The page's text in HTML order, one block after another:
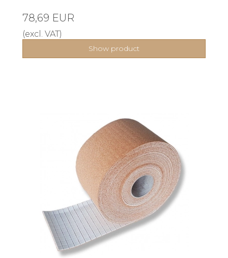
78,69 EUR
(excl. VAT)
Show product